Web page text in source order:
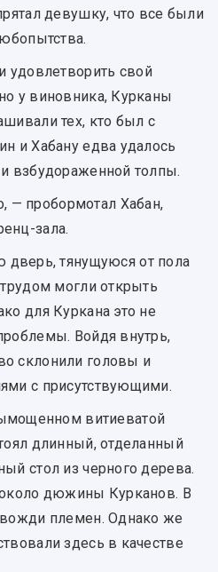
девушку, что все были
удовлетворить свой
у виновника, Курканы
тех, кто был с
и Хабану едва удалось
взбудораженной толпы.
— пробормотал Хабан,
зала.
тянущуюся от пола
могли открыть
для Куркана это не
Войдя внутрь,
склонили головы и
с присутствующими.
витиеватой
длинный, отделанный
стол из черного дерева.
около дюжины Курканов. В
вожди племен. Однако же
здесь в качестве